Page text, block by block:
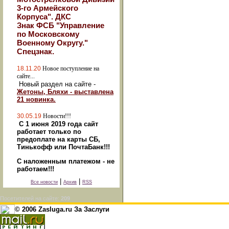
3-го Армейского
Корпуса". ДКС
Знак ФСБ "Управление
по Московскому
Военному Округу."
Спецзнак.
18.11.20 Новое поступление на
сайте...
Новый раздел на сайте -
Жетоны, Бляхи - выставлена
21 новинка.
30.05.19 Новости!!!
С 1 июня 2019 года сайт
работает только по
предоплате на карты СБ,
Тинькофф или ПочтаБанк!!!
С наложенным платежом - не
работаем!!!
Все новости Архив RSS
Посетителей на сайте: 209
© 2006 Zasluga.ru За Заслуги